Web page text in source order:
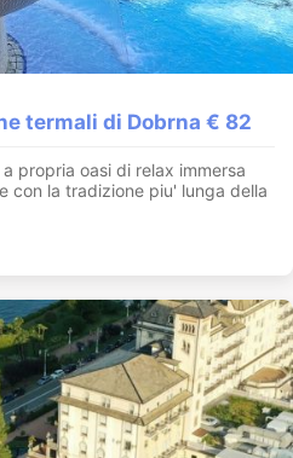
termali di Dobrna € 82
propria oasi di relax immersa
con la tradizione piu' lunga della